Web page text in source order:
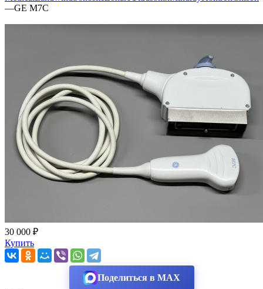
—GE M7C
30 000 ₽
Купить
Поделиться в MAX